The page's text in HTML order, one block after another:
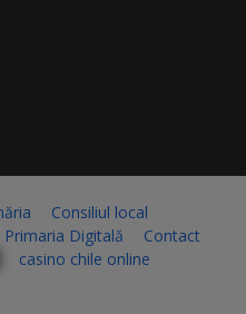
Consiliul local
Primaria Digitală
Contact
casino chile online